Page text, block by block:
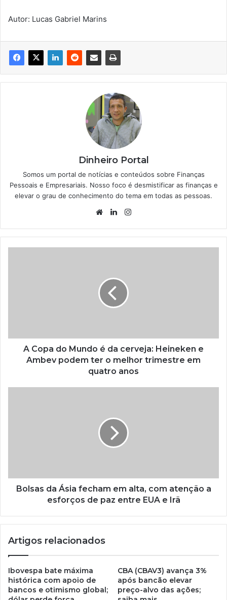
Autor: Lucas Gabriel Marins
Dinheiro Portal
Somos um portal de notícias e conteúdos sobre Finanças
Pessoais e Empresariais. Nosso foco é desmistificar as finanças e
elevar o grau de conhecimento do tema em todas as pessoas.
WebsiteLinkedin
A Copa do Mundo é da cerveja: Heineken e
Ambev podem ter o melhor trimestre em
quatro anos
Bolsas da Ásia fecham em alta, com atenção a
esforços de paz entre EUA e Irã
Artigos relacionados
Ibovespa bate máxima
histórica com apoio de
bancos e otimismo global;
CBA (CBAV3) avança 3%
após bancão elevar
preço-alvo das ações;